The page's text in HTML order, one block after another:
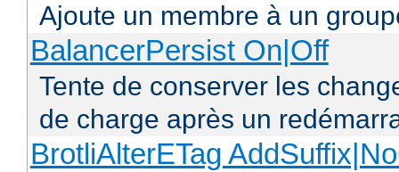
Ajoute un membre à un
BalancerPersist On|Off
Tente de conserver les
de charge après un
BrotliAlterETag